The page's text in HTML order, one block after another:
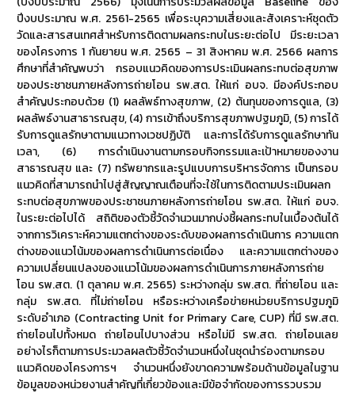
ปีงบประมาณ พ.ศ. 2561-2565 เพื่อระบุความเสี่ยงและสังเคราะห์ชุดตัว
วัดและสารสนเทศสำหรับการติดตามผลกระทบในระยะต่อไป มีระยะเวลา
ของโครงการ 1 กันยายน พ.ศ. 2565 – 31 สิงหาคม พ.ศ. 2566 ผลการ
ศึกษาที่สำคัญพบว่า กรอบแนวคิดของการประเมินผลกระทบต่อสุขภาพ
ของประชาชนภายหลังการถ่ายโอน รพ.สต. ให้แก่ อบจ. มีองค์ประกอบ
สำคัญประกอบด้วย (1) ผลลัพธ์ทางสุขภาพ, (2) ต้นทุนของการดูแล, (3)
ผลลัพธ์งานสาธารณสุข, (4) การเข้าถึงบริการสุขภาพปฐมภูมิ, (5) การได้
รับการดูแลรักษาตามแนวทางเวชปฏิบัติ และการได้รับการดูแลรักษาทัน
เวลา, (6) การดำเนินงานตามกรอบกิจกรรมและเป้าหมายของงาน
สาธารณสุข และ (7) ทรัพยากรและรูปแบบการบริหารจัดการ เป็นกรอบ
แนวคิดที่สามารถนำไปสู่สัญญาณเตือนที่จะใช้ในการติดตามประเมินผลก
ระทบต่อสุขภาพของประชาชนภายหลังการถ่ายโอน รพ.สต. ให้แก่ อบจ.
ในระยะต่อไปได้ สถิติของตัวชี้วัดจำนวนมากบ่งชี้ผลกระทบในเบื้องต้นได้
จากการวิเคราะห์ความแตกต่างของระดับของผลการดำเนินการ ความแตก
ต่างของแนวโน้มของผลการดำเนินการต่อเนื่อง และความแตกต่างของ
ความเปลี่ยนแปลงของแนวโน้มของผลการดำเนินการภายหลังการถ่าย
โอน รพ.สต. (1 ตุลาคม พ.ศ. 2565) ระหว่างกลุ่ม รพ.สต. ที่ถ่ายโอน และ
กลุ่ม รพ.สต. ที่ไม่ถ่ายโอน หรือระหว่างเครือข่ายหน่วยบริการปฐมภูมิ
ระดับอำเภอ (Contracting Unit for Primary Care, CUP) ที่มี รพ.สต.
ถ่ายโอนไปทั้งหมด ถ่ายโอนไปบางส่วน หรือไม่มี รพ.สต. ถ่ายโอนเลย
อย่างไรก็ตามการประมวลผลตัวชี้วัดจำนวนหนึ่งในชุดนำร่องตามกรอบ
แนวคิดของโครงการฯ จำนวนหนึ่งยังขาดความพร้อมด้านข้อมูลในฐาน
ข้อมูลของหน่วยงานสำคัญที่เกี่ยวข้องและมีข้อจำกัดของการรวบรวม